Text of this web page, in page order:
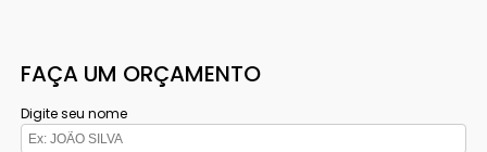
FAÇA UM ORÇAMENTO
Digite seu nome